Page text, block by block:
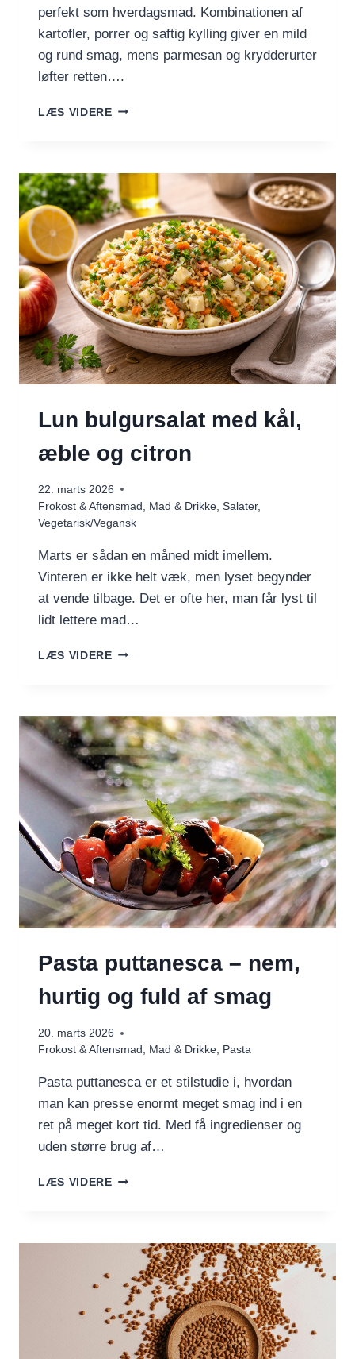
perfekt som hverdagsmad. Kombinationen af
kartofler, porrer og saftig kylling giver en mild
og rund smag, mens parmesan og krydderurter
løfter retten….
LÆS VIDEREKARTOFFELTÆRTE
KYLLING
Lun bulgursalat med kål,
æble og citron
22. marts 2026
Frokost & Aftensmad
Mad & Drikke Salater,
Vegetarisk/Vegansk
Marts er sådan en måned midt imellem.
Vinteren er ikke helt væk, men lyset begynder
at vende tilbage. Det er ofte her, man får lyst til
lidt lettere mad…
LÆS VIDERELUN
ÆBLE
OG
CITRON
Pasta puttanesca – nem,
hurtig og fuld af smag
20. marts 2026
Frokost & Aftensmad , Mad & Drikke, Pasta
Pasta puttanesca er et stilstudie i, hvordan
man kan presse enormt meget smag ind i en
ret på meget kort tid. Med få ingredienser og
uden større brug af…
LÆS VIDEREPASTA
HURTIG
FULD
AF
SMAG